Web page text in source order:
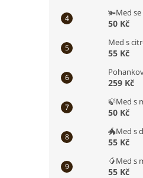
🫚Med se
50 Kč
Med s
55 Kč
259 Kč
🍃Med s
50 Kč
🐲Med s
55 Kč
🥭Med s
55 Kč